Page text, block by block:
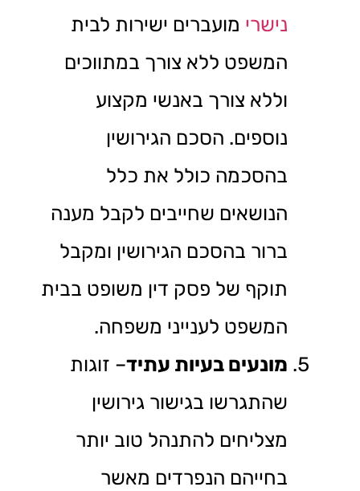
נישרי מועברים ישירות לבית
המשפט ללא צורך במתווכים
וללא צורך באנשי מקצוע
נוספים. הסכם הגירושין
בהסכמה כולל את כלל
הנושאים שחייבים לקבל מענה
ברור בהסכם הגירושין ומקבל
תוקף של פסק דין משופט בבית
המשפט לענייני משפחה.
מונעים בעיות עתיד– זוגות
שהתגרשו בגישור גירושין
מצליחים להתנהל טוב יותר
בחייהם הנפרדים מאשר